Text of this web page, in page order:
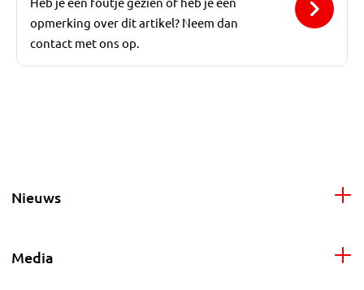
opmerking over dit artikel? Neem dan
contact met ons op.
Nieuws
Media